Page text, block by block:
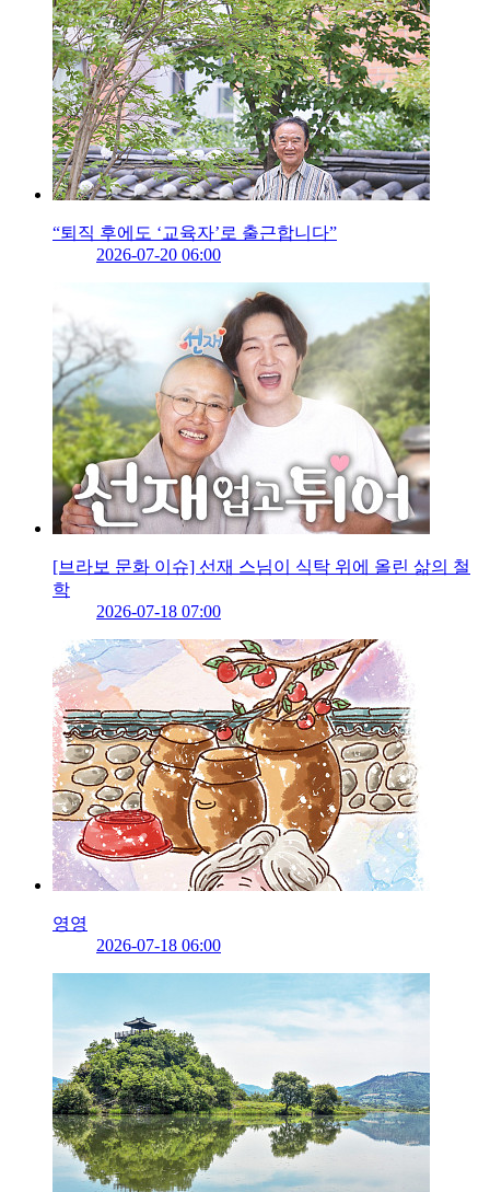
“퇴직 후에도 ‘교육자’로 출근합니다”
2026-07-20 06:00
[브라보 문화 이슈] 선재 스님이 식탁 위에 올린 삶의 철
학
2026-07-18 07:00
영영
2026-07-18 06:00